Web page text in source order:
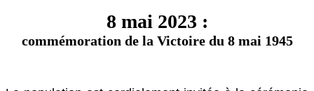
8 mai 2023 :
commémoration de la Victoire du 8 mai 1945